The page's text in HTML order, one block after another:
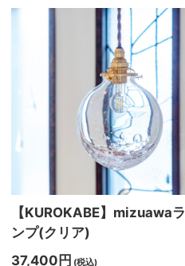
【KUROKABE】mizuawaラ
ンプ(クリア)
37,400円 (税込)